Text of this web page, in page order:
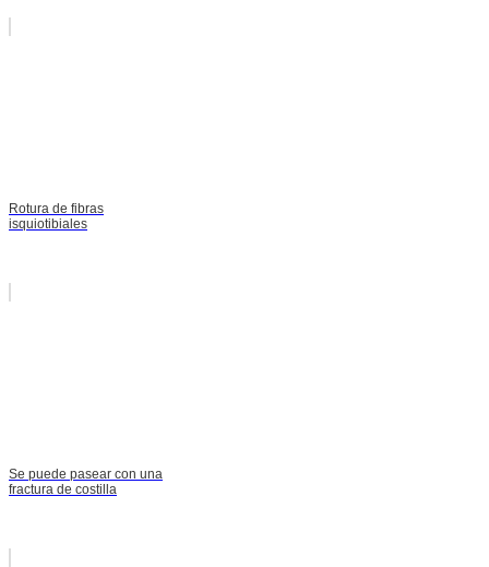
Rotura de fibras
isquiotibiales
Se puede pasear con una
fractura de costilla